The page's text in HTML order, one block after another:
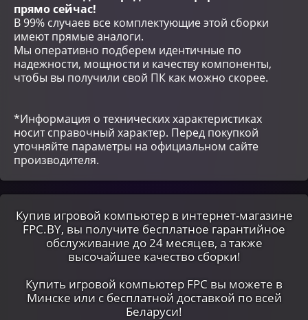
прямо сейчас!
В 99% случаев все комплектующие этой сборки
имеют прямые аналоги.
Мы оперативно подберем идентичные по
надежности, мощности и качеству компоненты,
чтобы вы получили свой ПК как можно скорее.
*Информация о технических характеристиках
носит справочный характер. Перед покупкой
уточняйте параметры на официальном сайте
производителя.
Купив игровой компьютер в интернет-магазине
FPC.BY, вы получите бесплатное гарантийное
обслуживание до 24 месяцев, а также
высочайшее качество сборки!
Купить игровой компьютер FPC вы можете в
Минске или c бесплатной доставкой по всей
Беларуси!